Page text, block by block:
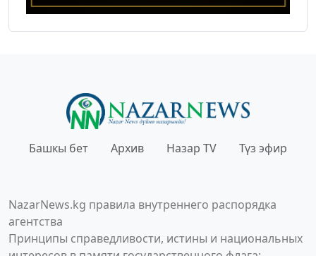
Башкы бет Архив Назар TV Түз эфир
NazarNews.kg правила внутреннего распорядка
агентства
Принципы справедливости, истины и национальных